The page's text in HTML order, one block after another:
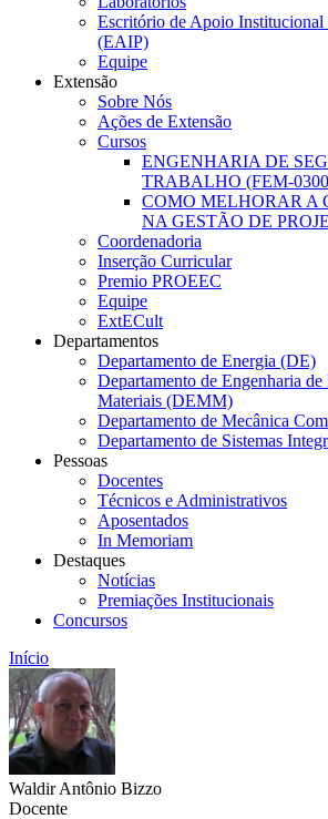
Escritório de Apoio Institucional
(EAIP)
Equipe
Extensão
Sobre Nós
Ações de Extensão
Cursos
ENGENHARIA DE
TRABALHO (FEM-
COMO MELHORAR A
NA GESTÃO DE
Coordenadoria
Inserção Curricular
Premio PROEEC
Equipe
ExtECult
Departamentos
Departamento de Energia (DE)
Departamento de Engenharia
Materiais (DEMM)
Departamento de Mecânica
Departamento de Sistemas
Pessoas
Docentes
Técnicos e Administrativos
Aposentados
In Memoriam
Destaques
Notícias
Premiações Institucionais
Concursos
Início
Waldir Antônio Bizzo
Docente